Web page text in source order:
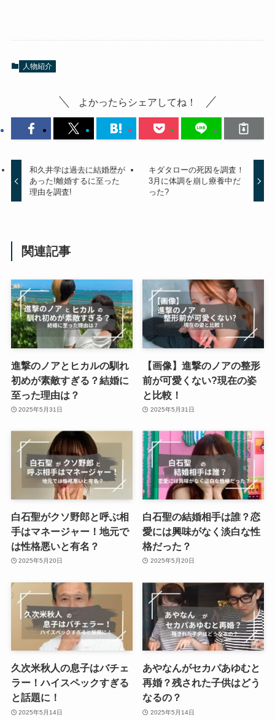
人物紹介
よかったらシェアしてね！
和久井学は過去に結婚歴が
あった!離婚するに至った
理由を調査!
キダタローの死因を調査！
3月に体調を崩し療養中だ
った?
関連記事
進撃のノアとヒカルの馴れ
初めが素敵すぎる？結婚に
至った理由は？
2025年5月31日
【画像】進撃のノアの整形
前が可愛くない?現在の姿
と比較！
2025年5月31日
白石聖がクソ野郎と呼ぶ相
手はマネージャー！地元で
は性格悪いと有名？
2025年5月20日
白石聖の結婚相手は誰？恋
愛には興味がなく淡白な性
格だった？
2025年5月20日
久次米秋人の息子はバチェ
ラー！ハイスペックすぎる
と話題に！
2025年5月14日
あやなんがセカパあゆむと
再婚？残された子供はどう
なるの？
2025年5月14日